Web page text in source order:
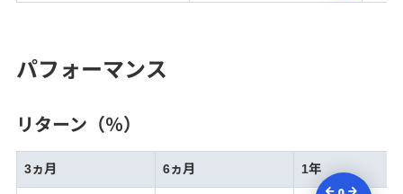
パフォーマンス
リターン（％）
3ヵ月 6ヵ月 1年